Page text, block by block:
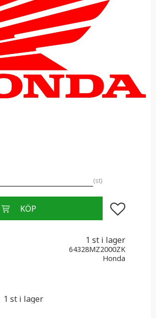
st
Lägg till i
1 st i lager
64328MZ2000ZK
Honda
1 st i lager